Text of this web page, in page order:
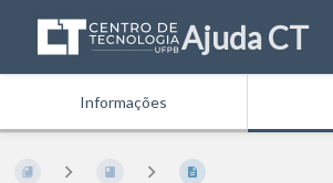
Ajuda CT
Informações